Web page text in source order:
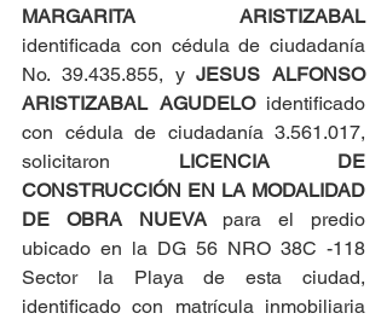
MARGARITA ARISTIZABAL
identificada con cédula de ciudadanía
No. 39.435.855, y JESUS ALFONSO
ARISTIZABAL AGUDELO identificado
con cédula de ciudadanía 3.561.017,
solicitaron LICENCIA DE
CONSTRUCCIÓN EN LA MODALIDAD
DE OBRA NUEVA para el predio
ubicado en la DG 56 NRO 38C -118
Sector la Playa de esta ciudad,
identificado con matrícula inmobiliaria